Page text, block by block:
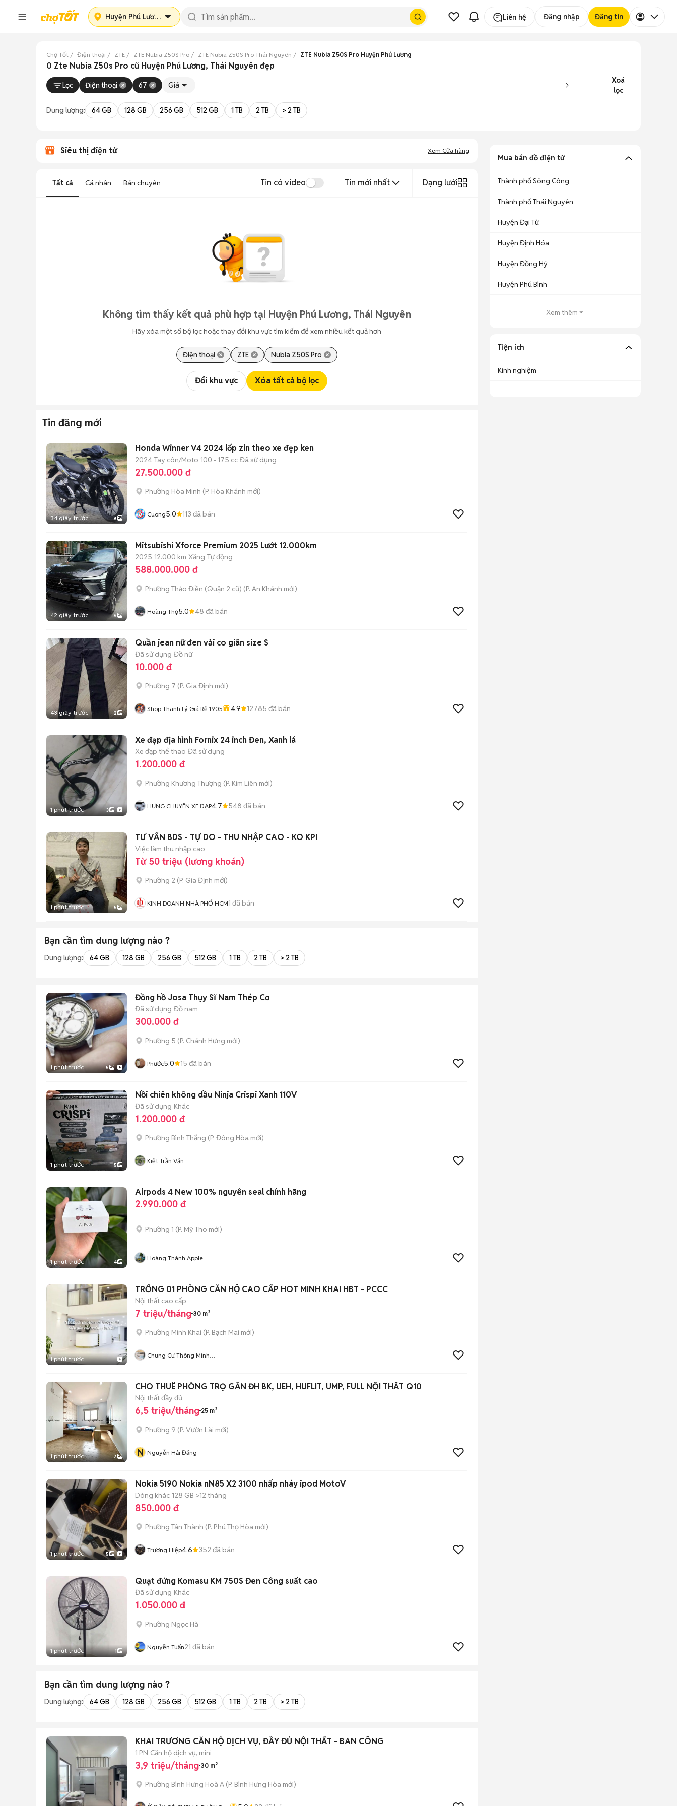
Huyện Phú Lương Liên hệ Đăng nhập Đăng tin
Chợ Tốt Điện thoại ZTE ZTE Nubia Z50S Pro ZTE Nubia Z50S Pro Thái Nguyên ZTE Nubia Z50S Pro Huyện Phú Lương
0 Zte Nubia Z50s Pro cũ Huyện Phú Lương, Thái Nguyên đẹp
Lọc Điện thoại 67 Giá
Xoá
lọc
Dung lượng: 64 GB 128 GB 256 GB 512 GB 1 TB 2 TB > 2 TB
Siêu thị điện tử Xem Cửa hàng
Tất cả Cá nhân Bán chuyên Tin có video Tin mới nhất Dạng lưới
Không tìm thấy kết quả phù hợp tại Huyện Phú Lương, Thái Nguyên
Hãy xóa một số bộ lọc hoặc thay đổi khu vực tìm kiếm để xem nhiều kết quả hơn
Điện thoại ZTE Nubia Z50S Pro
Đổi khu vực Xóa tất cả bộ lọc
Tin đăng mới
34 giây trước 8
Honda Winner V4 2024 lốp zin theo xe đẹp ken
2024 Tay côn/Moto 100 - 175 cc Đã sử dụng
27.500.000 đ
Phường Hòa Minh (P. Hòa Khánh mới)
Cuong5.0 113 đã bán
42 giây trước 6
Mitsubishi Xforce Premium 2025 Lướt 12.000km
2025 12.000 km Xăng Tự động
588.000.000 đ
Phường Thảo Điền (Quận 2 cũ) (P. An Khánh mới)
Hoàng Thọ5.0 48 đã bán
43 giây trước 2
Quần jean nữ đen vải co giãn size S
Đã sử dụng Đồ nữ
10.000 đ
Phường 7 (P. Gia Định mới)
Shop Thanh Lý Giá Rẻ 1905 4.9 12785 đã bán
1 phút trước 3
Xe đạp địa hình Fornix 24 inch Đen, Xanh lá
Xe đạp thể thao Đã sử dụng
1.200.000 đ
Phường Khương Thượng (P. Kim Liên mới)
HƯNG CHUYÊN XE ĐẠP4.7 548 đã bán
1 phút trước 5
TƯ VẤN BDS - TỰ DO - THU NHẬP CAO - KO KPI
Việc làm thu nhập cao
Từ 50 triệu (lương khoán)
Phường 2 (P. Gia Định mới)
KINH DOANH NHÀ PHỐ HCM1 đã bán
Bạn cần tìm dung lượng nào ?
Dung lượng: 64 GB 128 GB 256 GB 512 GB 1 TB 2 TB > 2 TB
1 phút trước 5
Đồng hồ Josa Thụy Sĩ Nam Thép Cơ
Đã sử dụng Đồ nam
300.000 đ
Phường 5 (P. Chánh Hưng mới)
Phước5.0 15 đã bán
1 phút trước 5
Nồi chiên không dầu Ninja Crispi Xanh 110V
Đã sử dụng Khác
1.200.000 đ
Phường Bình Thắng (P. Đông Hòa mới)
Kiệt Trần Văn
1 phút trước 4
Airpods 4 New 100% nguyên seal chính hãng
2.990.000 đ
Phường 1 (P. Mỹ Tho mới)
Hoàng Thành Apple
1 phút trước
TRỐNG 01 PHÒNG CĂN HỘ CAO CẤP HOT MINH KHAI HBT - PCCC
Nội thất cao cấp
7 triệu/tháng 30 m²
Phường Minh Khai (P. Bạch Mai mới)
Chung Cư Thông Minh
1 phút trước 7
CHO THUÊ PHÒNG TRỌ GẦN ĐH BK, UEH, HUFLIT, UMP, FULL NỘI THẤT Q10
Nội thất đầy đủ
6,5 triệu/tháng 25 m²
Phường 9 (P. Vườn Lài mới)
N Nguyễn Hải Đăng
1 phút trước 5
Nokia 5190 Nokia nN85 X2 3100 nhấp nháy ipod MotoV
Dòng khác 128 GB >12 tháng
850.000 đ
Phường Tân Thành (P. Phú Thọ Hòa mới)
Trương Hiệp4.6 352 đã bán
1 phút trước 1
Quạt đứng Komasu KM 750S Đen Công suất cao
Đã sử dụng Khác
1.050.000 đ
Phường Ngọc Hà
Nguyễn Tuấn21 đã bán
Bạn cần tìm dung lượng nào ?
Dung lượng: 64 GB 128 GB 256 GB 512 GB 1 TB 2 TB > 2 TB
KHAI TRƯƠNG CĂN HỘ DỊCH VỤ, ĐẦY ĐỦ NỘI THẤT - BAN CÔNG
1 PN Căn hộ dịch vụ, mini
3,9 triệu/tháng 30 m²
Phường Bình Hưng Hoà A (P. Bình Hưng Hòa mới)
Mua bán đồ điện tử
Thành phố Sông Công
Thành phố Thái Nguyên
Huyện Đại Từ
Huyện Định Hóa
Huyện Đồng Hỷ
Huyện Phú Bình
Xem thêm
Tiện ích
Kinh nghiệm